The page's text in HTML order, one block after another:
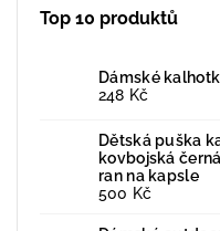
Top 10 produktů
Dámské
248 Kč
Dětská puška
kovbojská
ran na kapsle
500 Kč